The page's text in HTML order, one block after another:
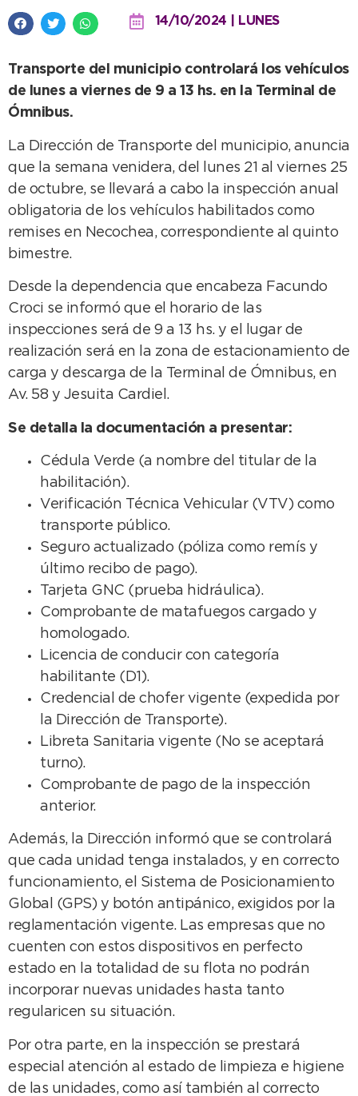
14/10/2024 | LUNES
Transporte del municipio controlará los vehículos
de lunes a viernes de 9 a 13 hs. en la Terminal de
Ómnibus.
La Dirección de Transporte del municipio, anuncia
que la semana venidera, del lunes 21 al viernes 25
de octubre, se llevará a cabo la inspección anual
obligatoria de los vehículos habilitados como
remises en Necochea, correspondiente al quinto
bimestre.
Desde la dependencia que encabeza Facundo
Croci se informó que el horario de las
inspecciones será de 9 a 13 hs. y el lugar de
realización será en la zona de estacionamiento de
carga y descarga de la Terminal de Ómnibus, en
Av. 58 y Jesuita Cardiel.
Se detalla la documentación a presentar:
Cédula Verde (a nombre del titular de la
habilitación).
Verificación Técnica Vehicular (VTV) como
transporte público.
Seguro actualizado (póliza como remís y
último recibo de pago).
Tarjeta GNC (prueba hidráulica).
Comprobante de matafuegos cargado y
homologado.
Licencia de conducir con categoría
habilitante (D1).
Credencial de chofer vigente (expedida por
la Dirección de Transporte).
Libreta Sanitaria vigente (No se aceptará
turno).
Comprobante de pago de la inspección
anterior.
Además, la Dirección informó que se controlará
que cada unidad tenga instalados, y en correcto
funcionamiento, el Sistema de Posicionamiento
Global (GPS) y botón antipánico, exigidos por la
reglamentación vigente. Las empresas que no
cuenten con estos dispositivos en perfecto
estado en la totalidad de su flota no podrán
incorporar nuevas unidades hasta tanto
regularicen su situación.
Por otra parte, en la inspección se prestará
especial atención al estado de limpieza e higiene
de las unidades, como así también al correcto